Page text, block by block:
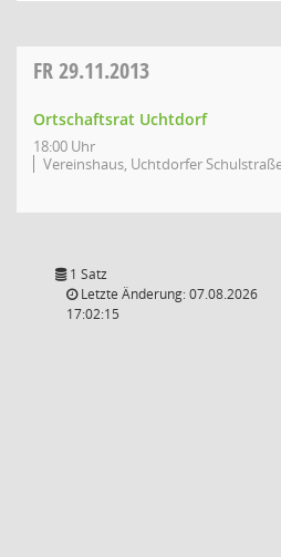
FR29.11.2013
Ortschaftsrat Uchtdorf
18:00 Uhr
Vereinshaus, Uchtdorfer
1 Satz
Letzte Änderung: 07.08.2026
17:02:15